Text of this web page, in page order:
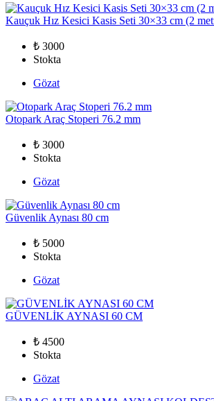
Kauçuk Hız Kesici Kasis Seti 30×33 cm (2
₺ 3000
Stokta
Gözat
Otopark Araç Stoperi 76.2 mm
₺ 3000
Stokta
Gözat
Güvenlik Aynası 80 cm
₺ 5000
Stokta
Gözat
GÜVENLİK AYNASI 60 CM
₺ 4500
Stokta
Gözat